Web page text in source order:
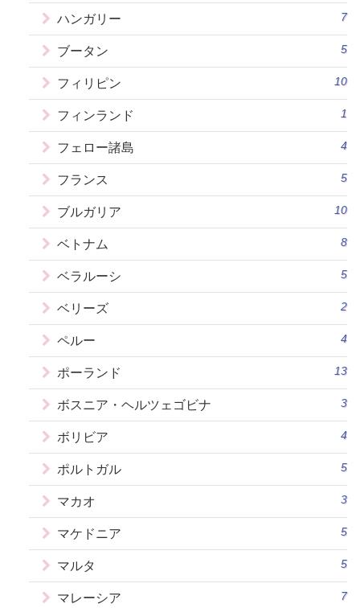
ハンガリー 7
ブータン 5
フィリピン 10
フィンランド 1
フェロー諸島 4
フランス 5
ブルガリア 10
ベトナム 8
ベラルーシ 5
ベリーズ 2
ペルー 4
ポーランド 13
ボスニア・ヘルツェゴビナ 3
ボリビア 4
ポルトガル 5
マカオ 3
マケドニア 5
マルタ 5
マレーシア 7